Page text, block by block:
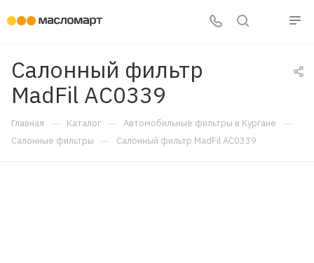
Салонный фильтр
MadFil AC0339
Главная — Каталог — Автомобильные фильтры в Кургане —
Салонные фильтры — Салонный фильтр MadFil AC0339